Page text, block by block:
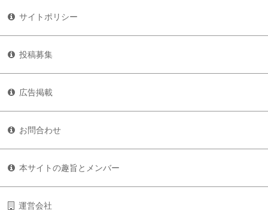
サイトポリシー
投稿募集
広告掲載
お問合わせ
本サイトの趣旨とメンバー
運営会社